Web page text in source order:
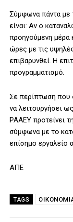
Σύμφωνα πάντα με
είναι: Αν ο
προηγούμενη μέρα
ώρες με τις
επιβαρυνθεί. Η
προγραμματισμό.
Σε περίπτωση που
να λειτουργήσει
ΡΑΑΕΥ προτείνει
σύμφωνα με το
επίσημο εργαλείο
ΑΠΕ
TAGS